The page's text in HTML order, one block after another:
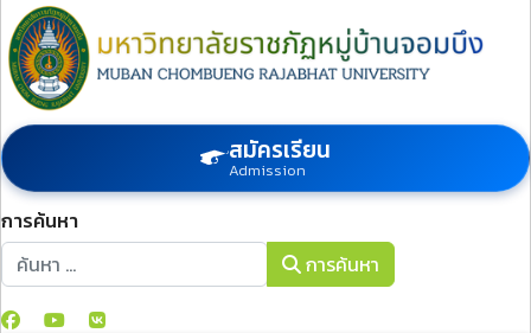
สมัครเรียน
Admission
การค้นหา
การค้นหา
การค้นหา